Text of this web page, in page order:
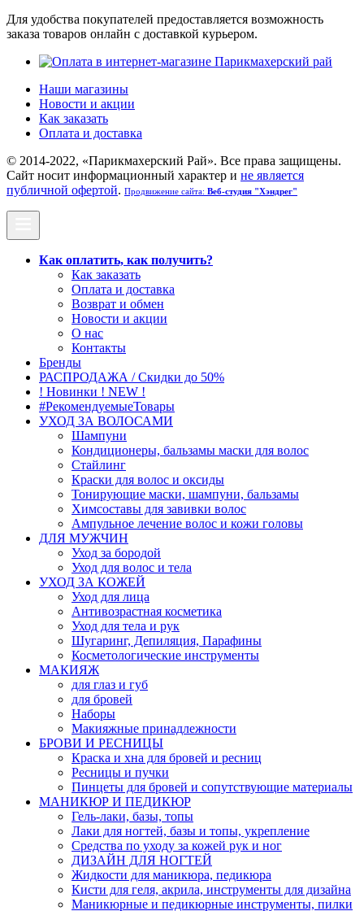
Для удобства покупателей предоставляется возможность
заказа товаров онлайн с доставкой курьером.
Наши магазины
Новости и акции
Как заказать
Оплата и доставка
© 2014-2022, «Парикмахерский Рай». Все права защищены.
Cайт носит информационный характер и не является
публичной офертой. Продвижение сайта: Веб-студия "Хэндрег"
Как оплатить, как получить?
Как заказать
Оплата и доставка
Возврат и обмен
Новости и акции
О нас
Контакты
Бренды
РАСПРОДАЖА / Скидки до 50%
! Новинки ! NEW !
#РекомендуемыеТовары
УХОД ЗА ВОЛОСАМИ
Шампуни
Кондиционеры, бальзамы маски для волос
Стайлинг
Краски для волос и оксиды
Тонирующие маски, шампуни, бальзамы
Химсоставы для завивки волос
Ампульное лечение волос и кожи головы
ДЛЯ МУЖЧИН
Уход за бородой
Уход для волос и тела
УХОД ЗА КОЖЕЙ
Уход для лица
Антивозрастная косметика
Уход для тела и рук
Шугаринг, Депиляция, Парафины
Косметологические инструменты
МАКИЯЖ
для глаз и губ
для бровей
Наборы
Макияжные принадлежности
БРОВИ И РЕСНИЦЫ
Краска и хна для бровей и ресниц
Ресницы и пучки
Пинцеты для бровей и сопутствующие материалы
МАНИКЮР И ПЕДИКЮР
Гель-лаки, базы, топы
Лаки для ногтей, базы и топы, укрепление
Средства по уходу за кожей рук и ног
ДИЗАЙН ДЛЯ НОГТЕЙ
Жидкости для маникюра, педикюра
Кисти для геля, акрила, инструменты для дизайна
Маникюрные и педикюрные инструменты, пилки